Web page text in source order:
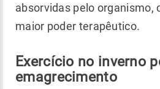
absorvidas pelo organismo,
maior poder terapêutico.
Exercício no inverno
emagrecimento